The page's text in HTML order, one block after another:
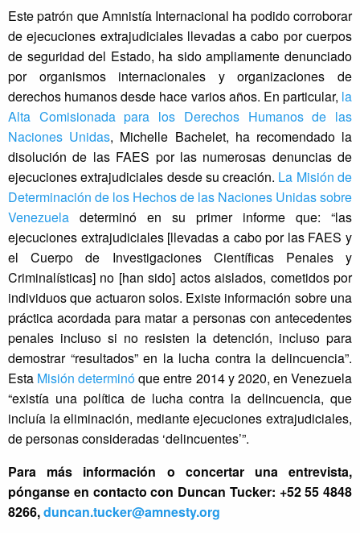
Este patrón que Amnistía Internacional ha podido corroborar
de ejecuciones extrajudiciales llevadas a cabo por cuerpos
de seguridad del Estado, ha sido ampliamente denunciado
por organismos internacionales y organizaciones de
derechos humanos desde hace varios años. En particular, la
Alta Comisionada para los Derechos Humanos de las
Naciones Unidas, Michelle Bachelet, ha recomendado la
disolución de las FAES por las numerosas denuncias de
ejecuciones extrajudiciales desde su creación. La Misión de
Determinación de los Hechos de las Naciones Unidas sobre
Venezuela determinó en su primer informe que: “las
ejecuciones extrajudiciales [llevadas a cabo por las FAES y
el Cuerpo de Investigaciones Científicas Penales y
Criminalísticas] no [han sido] actos aislados, cometidos por
individuos que actuaron solos. Existe información sobre una
práctica acordada para matar a personas con antecedentes
penales incluso si no resisten la detención, incluso para
demostrar “resultados” en la lucha contra la delincuencia”.
Esta Misión determinóque entre 2014 y 2020, en Venezuela
“existía una política de lucha contra la delincuencia, que
incluía la eliminación, mediante ejecuciones extrajudiciales,
de personas consideradas ‘delincuentes’”.
Para más información o concertar una entrevista,
pónganse en contacto con Duncan Tucker: +52 55 4848
8266,duncan.tucker@amnesty.org